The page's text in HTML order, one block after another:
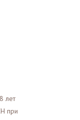
лет
при